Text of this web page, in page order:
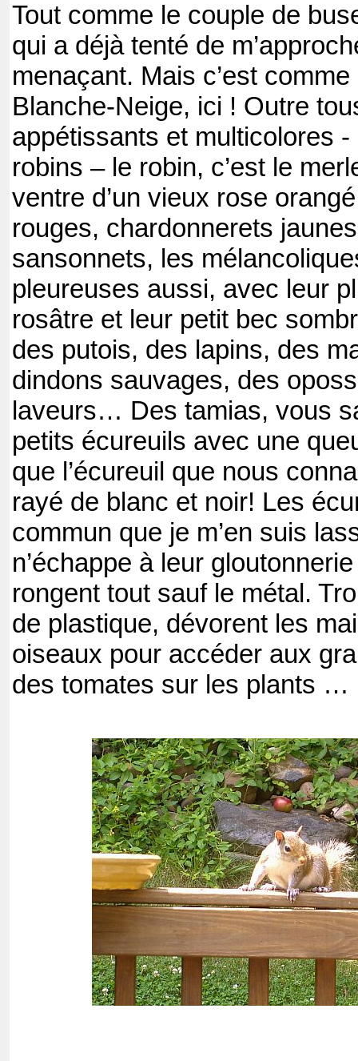
Tout comme le couple de
qui a déjà tenté de
menaçant. Mais c’est
Blanche-Neige, ici ! Outre
appétissants et multicolores
robins – le robin, c’est le
ventre d’un vieux rose
rouges, chardonnerets
sansonnets, les
pleureuses aussi, avec leur
rosâtre et leur petit bec
des putois, des lapins, des
dindons sauvages, des
laveurs… Des tamias, vous
petits écureuils avec une
que l’écureuil que nous
rayé de blanc et noir! Les
commun que je m’en suis
n’échappe à leur
rongent tout sauf le métal.
de plastique, dévorent les
oiseaux pour accéder aux
des tomates sur les plants …